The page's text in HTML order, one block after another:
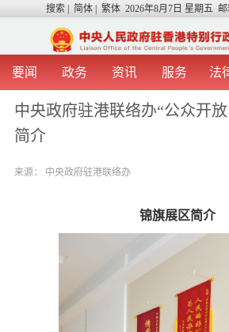
搜索 简体 繁体 2026年8月7日 星期五
要闻 政务 资讯 服务 法
首 页 图 片 视
我办动态
办证指引
中央政府驻港联络办“公众开
简介
来源： 中央政府驻港联络办
锦旗展区简介